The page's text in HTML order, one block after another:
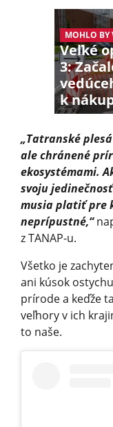
MOHLO BY
Veľké
3:
k
„Tatranské
ale chránené
ekosystémami.
svoju
musia platiť pre
neprípustné,“
z TANAP-u.
Všetko je
ani kúsok
prírode a keďže
veľhory v ich
to naše.